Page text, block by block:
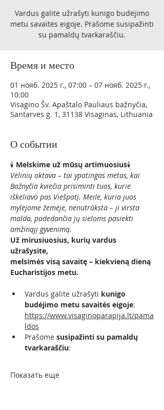
Vardus galite užrašyti kunigo budėjimo
metu savaitės eigoje. Prašome susipažinti
su pamaldų tvarkaraščiu.
Время и место
01 нояб. 2025 г., 07:00 – 07 нояб. 2025 г.,
10:00
Visagino Šv. Apaštalo Pauliaus bažnyčia,
Santarvės g. 1, 31138 Visaginas, Lithuania
О событии
🕯️ Melskime už mūsų artimuosius🕯️
Vėlinių oktava – tai ypatingas metas, kai
Bažnyčia kviečia prisiminti tuos, kurie
iškeliavo pas Viešpatį. Meilė, kuria juos
mylėjome žemėje, nenutrūksta – ji virsta
malda, padedančia jų sieloms pasiekti
amžinąjį gyvenimą.
Už mirusiuosius, kurių vardus
užrašysite,
melsimės visą savaitę – kiekvieną dieną
Eucharistijos metu.
Vardus galite užrašyti kunigo
budėjimo metu savaitės eigoje:
https://www.visaginoparapija.lt/pama
ldos
Prašome susipažinti su pamaldų
tvarkaraščiu:
Показать еще